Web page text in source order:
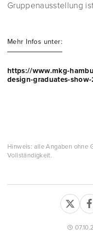
Gruppenausstellung
Mehr Infos unter:
https://www.mkg-
design-graduates-
Hinweis: alle Angaben ohne
Vollständigkeit.